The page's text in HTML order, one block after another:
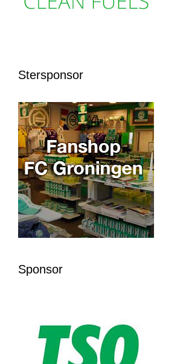
Stersponsor
Sponsor